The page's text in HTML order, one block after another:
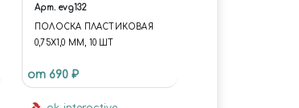
Арт. evg132
ПОЛОСКА ПЛАСТИКОВАЯ
0,75Х1,0 ММ, 10 ШТ
от 690 ₽